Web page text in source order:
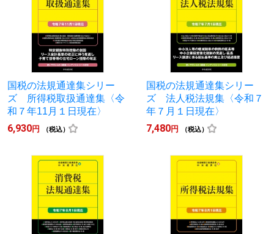
国税の法規通達集シリー
ズ 所得税取扱通達集〈令
和７年11月１日現在〉
6,930円 （税込）
国税の法規通達集シリー
ズ 法人税法規集〈令和７
年７月１日現在〉
7,480円 （税込）